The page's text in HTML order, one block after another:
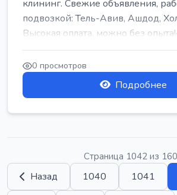
клининг. Свежие объявления,
подвозкой: Тель-Авив, Ашдод,
Высокая оплата, можно без
...
0 просмотров
Подробнее
Страница 1042 из
Назад 1040 1041